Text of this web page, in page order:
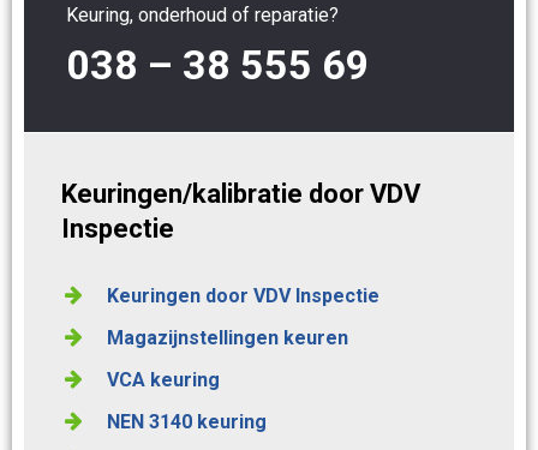
Keuring, onderhoud of reparatie?
038 – 38 555 69
Keuringen/kalibratie door VDV
Inspectie
Keuringen door VDV Inspectie
Magazijnstellingen keuren
VCA keuring
NEN 3140 keuring